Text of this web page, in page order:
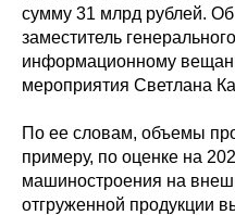
сумму 31 млрд рублей. Об
заместитель
информационному
мероприятия Светлана
По ее словам, объемы
примеру, по оценке на
машиностроения на
отгруженной продукции